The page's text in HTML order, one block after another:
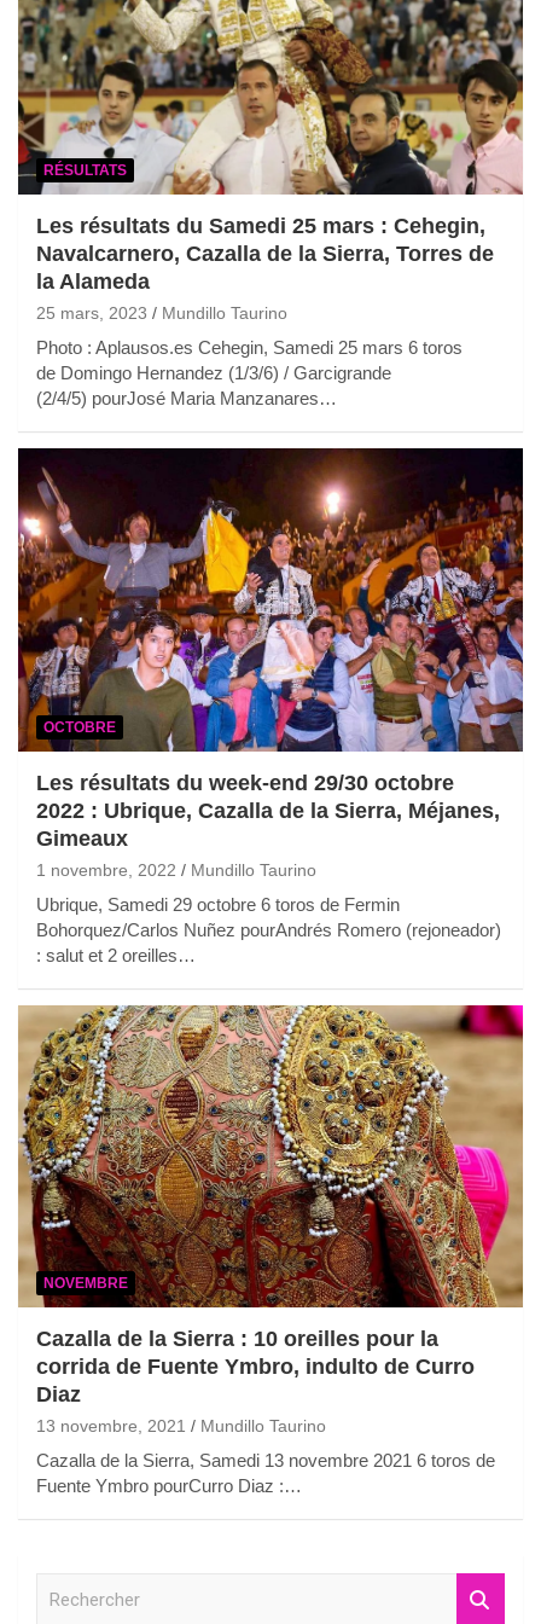
RÉSULTATS
Les résultats du Samedi 25 mars : Cehegin,
Navalcarnero, Cazalla de la Sierra, Torres de
la Alameda
25 mars, 2023 Mundillo Taurino
Photo : Aplausos.es Cehegin, Samedi 25 mars 6 toros
de Domingo Hernandez (1/3/6) / Garcigrande
(2/4/5) pourJosé Maria Manzanares…
OCTOBRE
Les résultats du week-end 29/30 octobre
2022 : Ubrique, Cazalla de la Sierra, Méjanes,
Gimeaux
1 novembre, 2022 Mundillo Taurino
Ubrique, Samedi 29 octobre 6 toros de Fermin
Bohorquez/Carlos Nuñez pourAndrés Romero (rejoneador)
: salut et 2 oreilles…
NOVEMBRE
Cazalla de la Sierra : 10 oreilles pour la
corrida de Fuente Ymbro, indulto de Curro
Diaz
13 novembre, 2021 Mundillo Taurino
Cazalla de la Sierra, Samedi 13 novembre 2021 6 toros de
Fuente Ymbro pourCurro Diaz :…